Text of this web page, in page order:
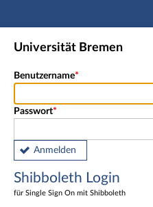
Universität Bremen
Benutzername
Passwort
Anmelden
Shibboleth Login
für Single Sign On mit Shibboleth